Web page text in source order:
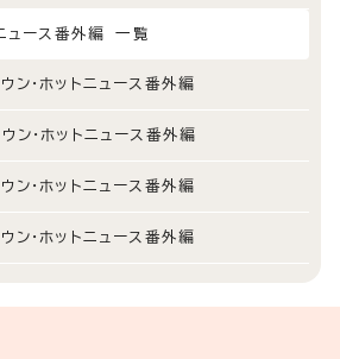
ュース番外編 一覧
・ホットニュース番外編
・ホットニュース番外編
・ホットニュース番外編
・ホットニュース番外編